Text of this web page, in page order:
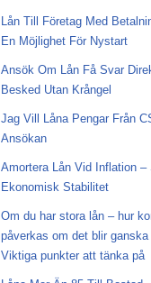
Lån Till Företag Med
En Möjlighet För Nystart
Ansök Om Lån Få Svar
Besked Utan Krångel
Jag Vill Låna Pengar Från
Ansökan
Amortera Lån Vid Inflation –
Ekonomisk Stabilitet
Om du har stora lån – hur
påverkas om det blir
Viktiga punkter att tänka på